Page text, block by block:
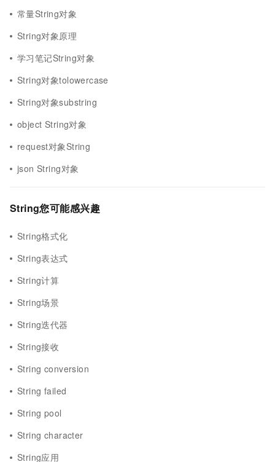
常量String对象
String对象原理
学习笔记String对象
String对象tolowercase
String对象substring
object String对象
request对象String
json String对象
String您可能感兴趣
String格式化
String表达式
String计算
String场景
String迭代器
String接收
String conversion
String failed
String pool
String character
String应用